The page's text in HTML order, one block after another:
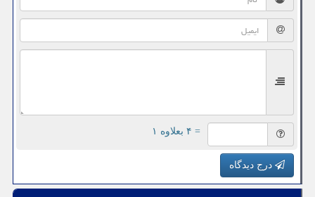
= ۴ بعلاوه ۱
درج دیدگاه